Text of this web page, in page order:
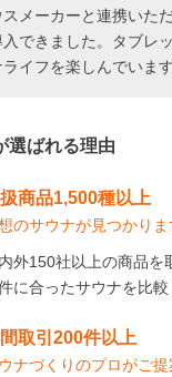
スメーカーと連携いた
入できました。タブレ
ライフを楽しんでいます
選ばれる理由
商品1,500種以上
のサウナが見つかりま
外150社以上の商品を
に合ったサウナを比較
取引200件以上
ナづくりのプロがご提